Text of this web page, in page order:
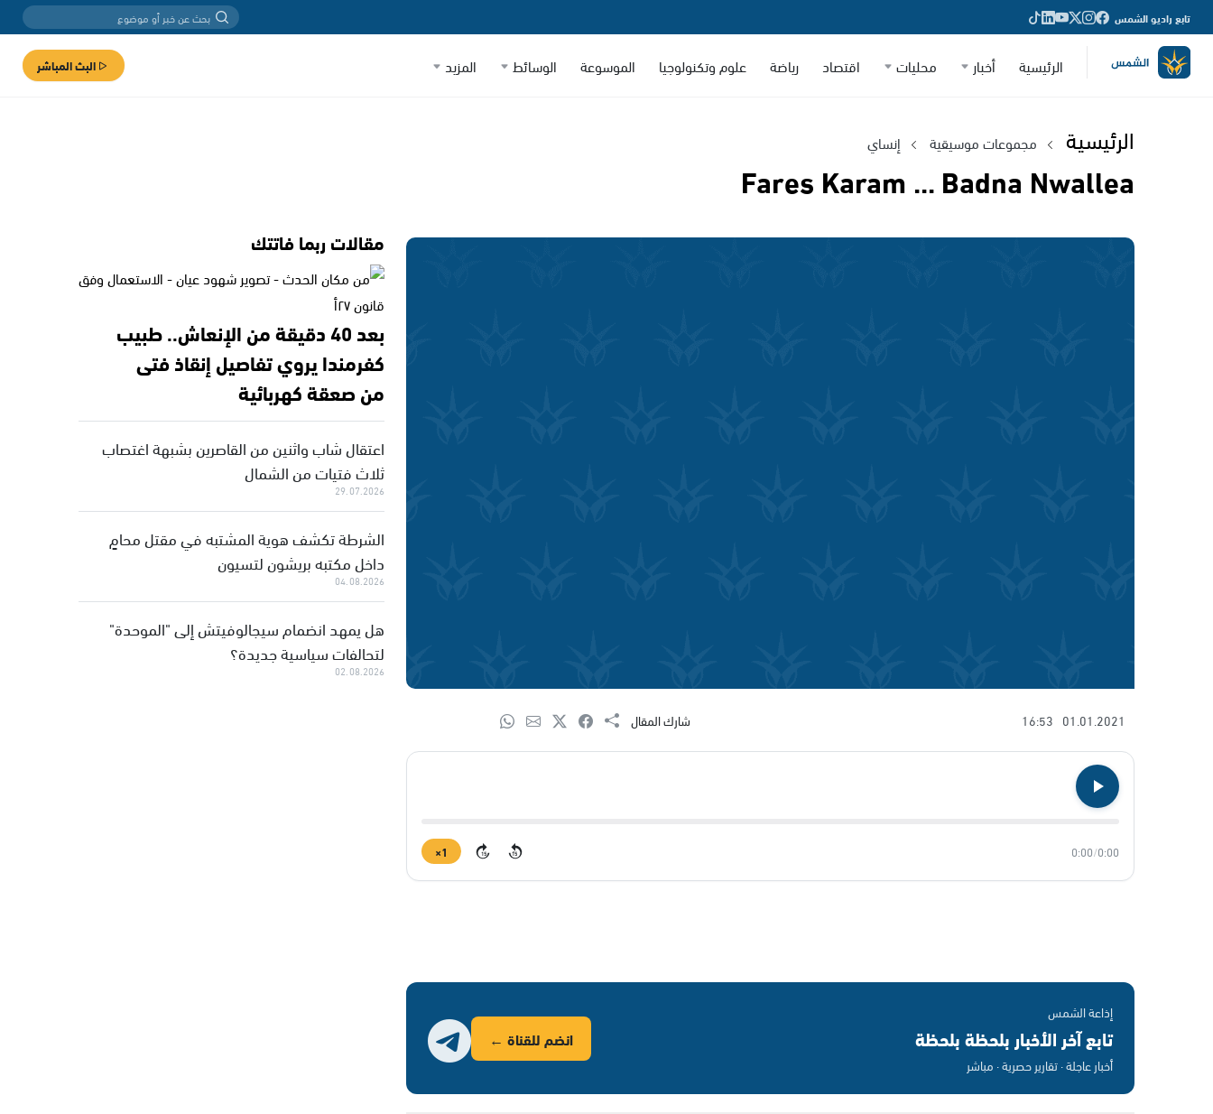
تابع راديو الشمس
الرئيسية أخبار محليات اقتصاد رياضة علوم وتكنولوجيا الموسوعة الوسائط المزيد البث المباشر
الرئيسية مجموعات موسيقية إنساي
Fares Karam ... Badna Nwallea
01.01.2021
16:53 شارك المقال
0:00
/
0:00
15
15
1×
إذاعة الشمس
تابع آخر الأخبار بلحظة بلحظة
أخبار عاجلة · تقارير حصرية · مباشر
انضم للقناة ←
مقالات ربما فاتتك
بعد 40 دقيقة من الإنعاش.. طبيب
كفرمندا يروي تفاصيل إنقاذ فتى
من صعقة كهربائية
اعتقال شاب واثنين من القاصرين بشبهة اغتصاب
ثلاث فتيات من الشمال
29.07.2026
الشرطة تكشف هوية المشتبه في مقتل محامٍ
داخل مكتبه بريشون لتسيون
04.08.2026
هل يمهد انضمام سيجالوفيتش إلى "الموحدة"
لتحالفات سياسية جديدة؟
02.08.2026